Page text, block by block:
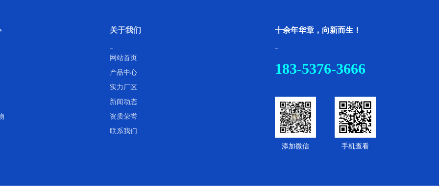
十余年华章，向新而生！
183-5376-3666
添加微信 手机查看
关于我们
网站首页
产品中心
实力厂区
新闻动态
资质荣誉
联系我们